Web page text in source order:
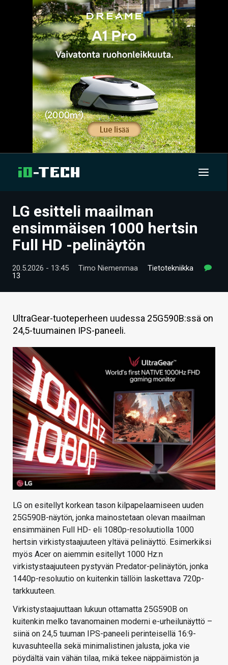
UUTISET
ARTIKKELIT
VIDEOT
HINTA.FI
KAUPPA
VAIHDA TEEMA
HAKU
LG esitteli maailman
ensimmäisen 1000 hertsin
Full HD -pelinäytön
20.5.2026 - 13:45 Timo Niemenmaa
Tietotekniikka
13
UltraGear-tuoteperheen uudessa 25G590B:ssä on
24,5-tuumainen IPS-paneeli.
LG on esitellyt korkean tason kilpapelaamiseen uuden
25G590B-näytön, jonka mainostetaan olevan maailman
ensimmäinen Full HD- eli 1080p-resoluutiolla 1000
hertsin virkistystaajuuteen yltävä pelinäyttö. Esimerkiksi
myös Acer on aiemmin esitellyt 1000 Hz:n
virkistystaajuuteen pystyvän Predator-pelinäytön, jonka
1440p-resoluutio on kuitenkin tällöin laskettava 720p-
tarkkuuteen.
Virkistystaajuuttaan lukuun ottamatta 25G590B on
kuitenkin melko tavanomainen moderni e-urheilunäyttö –
siinä on 24,5 tuuman IPS-paneeli perinteisellä 16:9-
kuvasuhteella sekä minimalistinen jalusta, joka vie
pöydältä vain vähän tilaa, mikä tekee näppäimistön ja